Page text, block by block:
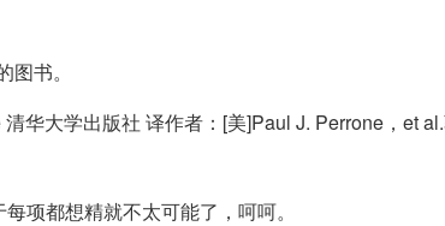
书。
华大学出版社 译作者：[美]Paul J. Perrone，et
项都想精就不太可能了，呵呵。